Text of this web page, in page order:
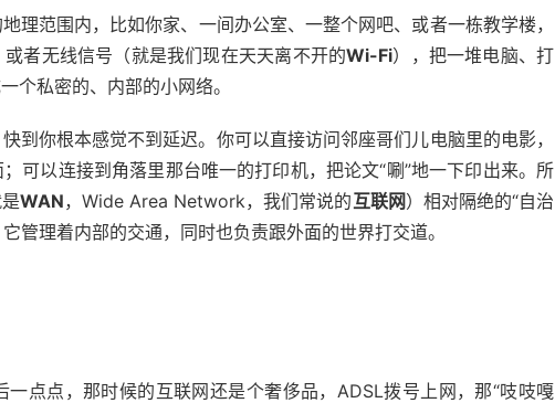
理范围内，比如你家、一间办公室、一整个网吧、或者一栋教学楼，
或者无线信号（就是我们现在天天离不开的Wi-Fi），把一堆电脑、打
个私密的、内部的小网络。
到你根本感觉不到延迟。你可以直接访问邻座哥们儿电脑里的电影，
可以连接到角落里那台唯一的打印机，把论文“唰”地一下印出来。所
WAN，Wide Area Network，我们常说的互联网）相对隔绝的“自治
管理着内部的交通，同时也负责跟外面的世界打交道。
点点，那时候的互联网还是个奢侈品，ADSL拨号上网，那“吱吱嘎